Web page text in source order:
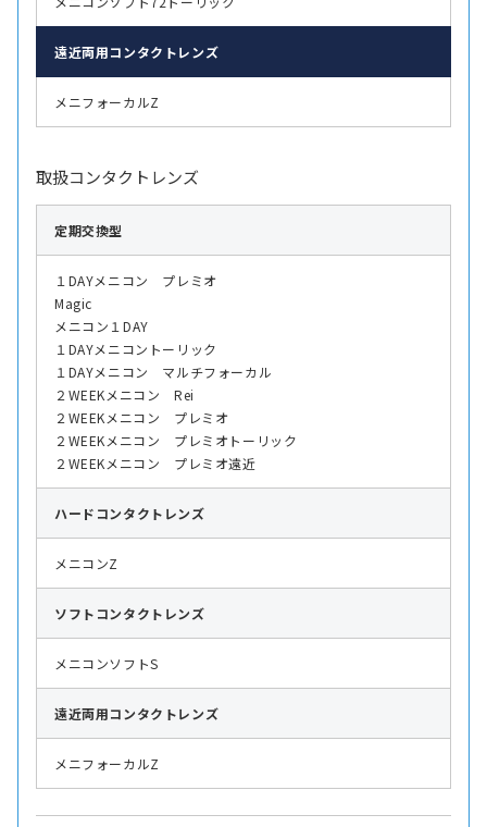
遠近両用コンタクトレンズ
メニフォーカルZ
取扱コンタクトレンズ
定期交換型
１DAYメニコン プレミオ
Magic
メニコン１DAY
１DAYメニコントーリック
１DAYメニコン マルチフォーカル
２WEEKメニコン Rei
２WEEKメニコン プレミオ
２WEEKメニコン プレミオトーリック
２WEEKメニコン プレミオ遠近
ハード コンタクトレンズ
メニコンZ
ソフト コンタクトレンズ
メニコンソフトS
遠近両用コンタクトレンズ
メニフォーカルZ